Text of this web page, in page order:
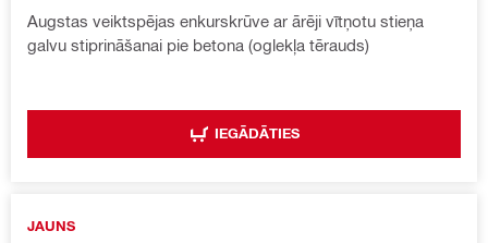
Augstas veiktspējas enkurskrūve ar ārēji vītņotu stieņa
galvu stiprināšanai pie betona (oglekļa tērauds)
IEGĀDĀTIES
JAUNS